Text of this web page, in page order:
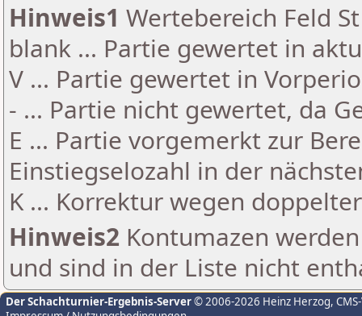
Hinweis1 Wertebereich Feld
blank ... Partie gewertet in
V ... Partie gewertet in
- ... Partie nicht gewertet, da
E ... Partie vorgemerkt zur
Einstiegselozahl in der
K ... Korrektur wegen
Hinweis2 Kontumazen
und sind in der Liste nicht
Der Schachturnier-Ergebnis-Server© 2006-2026 Heinz Herzog,